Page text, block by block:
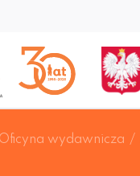
Oficyna wydawnicza